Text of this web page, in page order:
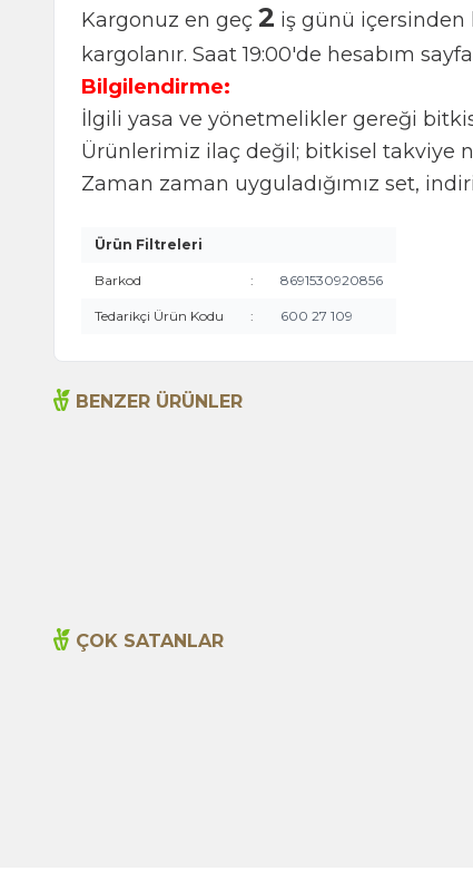
Kargonuz en geç 2 iş günü içersinden
kargolanır. Saat 19:00'de hesabım
Bilgilendirme:
İlgili yasa ve yönetmelikler gereği
Ürünlerimiz ilaç değil; bitkisel takviye
Zaman zaman uyguladığımız set,
Ürün Filtreleri
Barkod : 8691530920856
Tedarikçi Ürün Kodu : 600 27 109
BENZER ÜRÜNLER
ÇOK SATANLAR